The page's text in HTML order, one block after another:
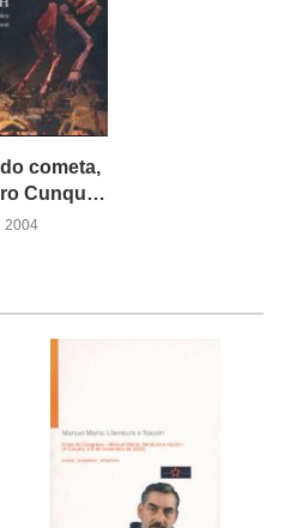
cometa,
de Álvaro Cunqueiro
2004